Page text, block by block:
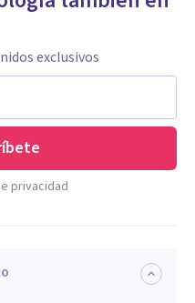
exclusivos
privacidad